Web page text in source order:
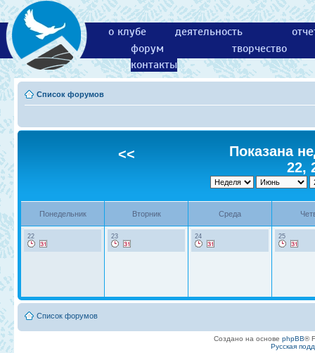
о клубе деятельность
форум
творчество
контакты
Список форумов
<<
Показана
22,
Понедельник Вторник Среда
22 23 24 25
Список форумов
Создано на основе phpBB®
Русская